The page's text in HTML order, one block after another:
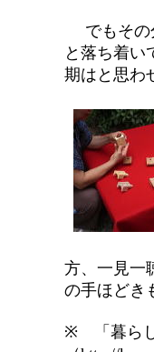
でもその
と落ち着い
期はと思わ
方、一見一
の手ほどき
※ 「暮らし